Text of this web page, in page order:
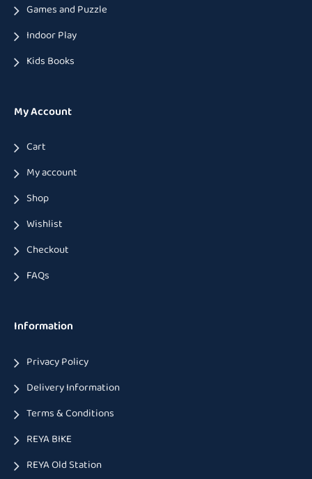
Games and Puzzle
Indoor Play
Kids Books
My Account
Cart
My account
Shop
Wishlist
Checkout
FAQs
Information
Privacy Policy
Delivery Information
Terms & Conditions
REYA BIKE
REYA Old Station